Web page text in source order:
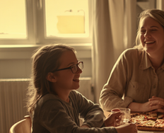
Receitas Ser Mulher
Desenvolvimento Infantil